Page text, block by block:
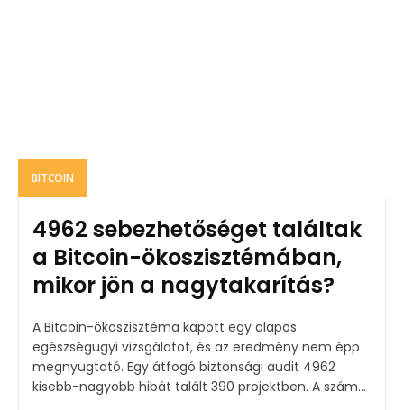
BITCOIN
4962 sebezhetőséget találtak
a Bitcoin-ökoszisztémában,
mikor jön a nagytakarítás?
A Bitcoin-ökoszisztéma kapott egy alapos
egészségügyi vizsgálatot, és az eredmény nem épp
megnyugtató. Egy átfogó biztonsági audit 4962
kisebb-nagyobb hibát talált 390 projektben. A szám...